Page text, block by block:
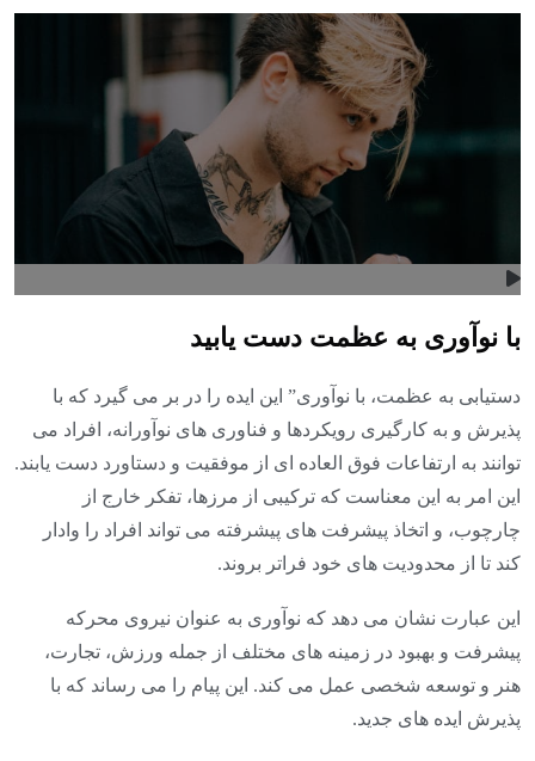
با نوآوری به عظمت دست یابید
دستیابی به عظمت، با نوآوری” این ایده را در بر می گیرد که با
پذیرش و به کارگیری رویکردها و فناوری های نوآورانه، افراد می
توانند به ارتفاعات فوق العاده ای از موفقیت و دستاورد دست یابند.
این امر به این معناست که ترکیبی از مرزها، تفکر خارج از
چارچوب، و اتخاذ پیشرفت های پیشرفته می تواند افراد را وادار
کند تا از محدودیت های خود فراتر بروند.
این عبارت نشان می دهد که نوآوری به عنوان نیروی محرکه
پیشرفت و بهبود در زمینه های مختلف از جمله ورزش، تجارت،
هنر و توسعه شخصی عمل می کند. این پیام را می رساند که با
پذیرش ایده های جدید.